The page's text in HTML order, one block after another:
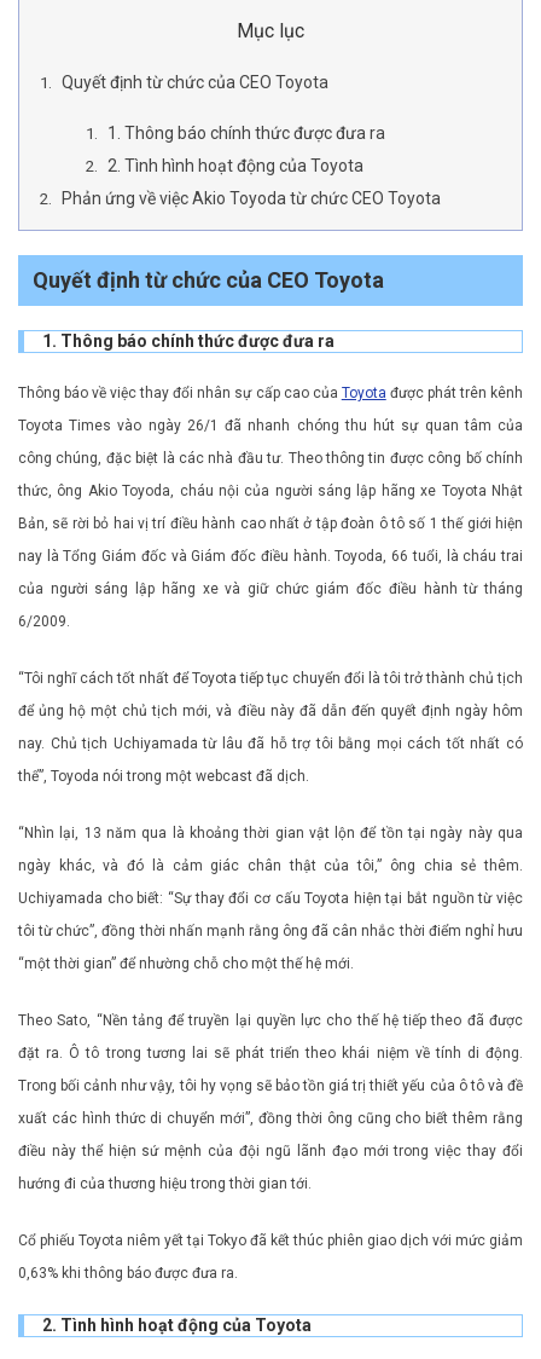
Mục lục
Quyết định từ chức của CEO Toyota
1. Thông báo chính thức được đưa ra
2. Tình hình hoạt động của Toyota
Phản ứng về việc Akio Toyoda từ chức CEO Toyota
Quyết định từ chức của CEO Toyota
1. Thông báo chính thức được đưa ra
Thông báo về việc thay đổi nhân sự cấp cao của Toyota được phát trên kênh
Toyota Times vào ngày 26/1 đã nhanh chóng thu hút sự quan tâm của
công chúng, đặc biệt là các nhà đầu tư. Theo thông tin được công bố chính
thức, ông Akio Toyoda, cháu nội của người sáng lập hãng xe Toyota Nhật
Bản, sẽ rời bỏ hai vị trí điều hành cao nhất ở tập đoàn ô tô số 1 thế giới hiện
nay là Tổng Giám đốc và Giám đốc điều hành. Toyoda, 66 tuổi, là cháu trai
của người sáng lập hãng xe và giữ chức giám đốc điều hành từ tháng
6/2009.
“Tôi nghĩ cách tốt nhất để Toyota tiếp tục chuyển đổi là tôi trở thành chủ tịch
để ủng hộ một chủ tịch mới, và điều này đã dẫn đến quyết định ngày hôm
nay. Chủ tịch Uchiyamada từ lâu đã hỗ trợ tôi bằng mọi cách tốt nhất có
thể”, Toyoda nói trong một webcast đã dịch.
“Nhìn lại, 13 năm qua là khoảng thời gian vật lộn để tồn tại ngày này qua
ngày khác, và đó là cảm giác chân thật của tôi,” ông chia sẻ thêm.
Uchiyamada cho biết: “Sự thay đổi cơ cấu Toyota hiện tại bắt nguồn từ việc
tôi từ chức”, đồng thời nhấn mạnh rằng ông đã cân nhắc thời điểm nghỉ hưu
“một thời gian” để nhường chỗ cho một thế hệ mới.
Theo Sato, “Nền tảng để truyền lại quyền lực cho thế hệ tiếp theo đã được
đặt ra. Ô tô trong tương lai sẽ phát triển theo khái niệm về tính di động.
Trong bối cảnh như vậy, tôi hy vọng sẽ bảo tồn giá trị thiết yếu của ô tô và đề
xuất các hình thức di chuyển mới”, đồng thời ông cũng cho biết thêm rằng
điều này thể hiện sứ mệnh của đội ngũ lãnh đạo mới trong việc thay đổi
hướng đi của thương hiệu trong thời gian tới.
Cổ phiếu Toyota niêm yết tại Tokyo đã kết thúc phiên giao dịch với mức giảm
0,63% khi thông báo được đưa ra.
2. Tình hình hoạt động của Toyota